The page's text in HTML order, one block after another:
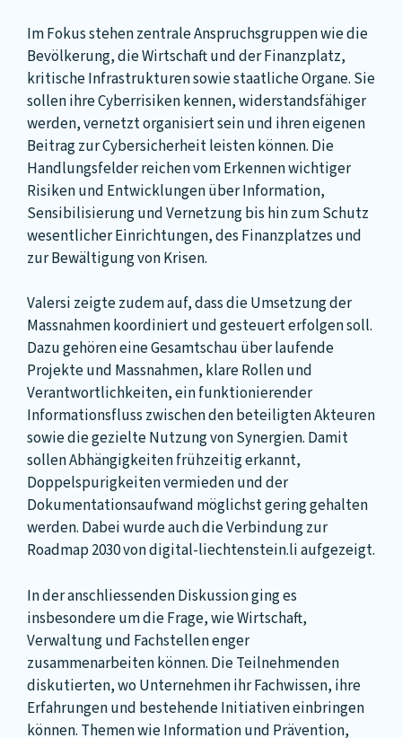
Im Fokus stehen zentrale Anspruchsgruppen wie die
Bevölkerung, die Wirtschaft und der Finanzplatz,
kritische Infrastrukturen sowie staatliche Organe. Sie
sollen ihre Cyberrisiken kennen, widerstandsfähiger
werden, vernetzt organisiert sein und ihren eigenen
Beitrag zur Cybersicherheit leisten können. Die
Handlungsfelder reichen vom Erkennen wichtiger
Risiken und Entwicklungen über Information,
Sensibilisierung und Vernetzung bis hin zum Schutz
wesentlicher Einrichtungen, des Finanzplatzes und
zur Bewältigung von Krisen.
Valersi zeigte zudem auf, dass die Umsetzung der
Massnahmen koordiniert und gesteuert erfolgen soll.
Dazu gehören eine Gesamtschau über laufende
Projekte und Massnahmen, klare Rollen und
Verantwortlichkeiten, ein funktionierender
Informationsfluss zwischen den beteiligten Akteuren
sowie die gezielte Nutzung von Synergien. Damit
sollen Abhängigkeiten frühzeitig erkannt,
Doppelspurigkeiten vermieden und der
Dokumentationsaufwand möglichst gering gehalten
werden. Dabei wurde auch die Verbindung zur
Roadmap 2030 von digital-liechtenstein.li aufgezeigt.
In der anschliessenden Diskussion ging es
insbesondere um die Frage, wie Wirtschaft,
Verwaltung und Fachstellen enger
zusammenarbeiten können. Die Teilnehmenden
diskutierten, wo Unternehmen ihr Fachwissen, ihre
Erfahrungen und bestehende Initiativen einbringen
können. Themen wie Information und Prävention,